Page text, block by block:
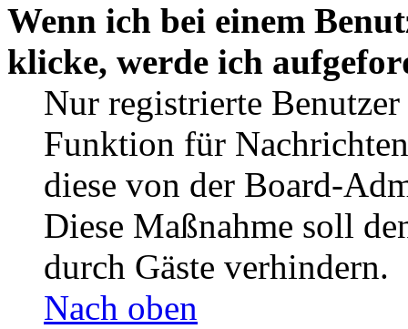
Wenn ich bei einem
klicke, werde ich
Nur registrierte
Funktion für
diese von der Board-
Diese Maßnahme soll
durch Gäste verhindern.
Nach oben